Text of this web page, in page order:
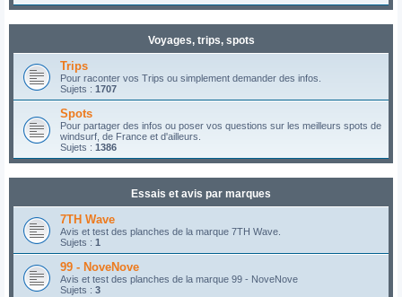
Voyages, trips, spots
Trips
Pour raconter vos Trips ou simplement demander des infos.
Sujets : 1707
Spots
Pour partager des infos ou poser vos questions sur les meilleurs spots de
windsurf, de France et d'ailleurs.
Sujets : 1386
Essais et avis par marques
7TH Wave
Avis et test des planches de la marque 7TH Wave.
Sujets : 1
99 - NoveNove
Avis et test des planches de la marque 99 - NoveNove
Sujets : 3